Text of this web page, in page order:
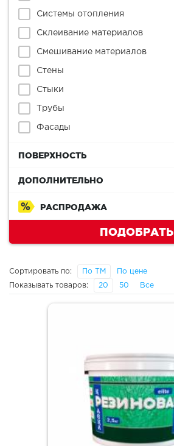
Системы отопления
Склеивание материалов
Смешивание материалов
Стены
Стыки
Трубы
Фасады
ПОВЕРХНОСТЬ
ДОПОЛНИТЕЛЬНО
РАСПРОДАЖА
ПОДОБРАТЬ
Сортировать по: По ТМ По цене
Показывать товаров: 20 50 Все